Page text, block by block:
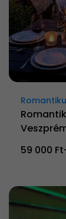
59 000